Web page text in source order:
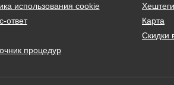
использования cookie
ответ
процедур
Хештеги
Карта
Скидки